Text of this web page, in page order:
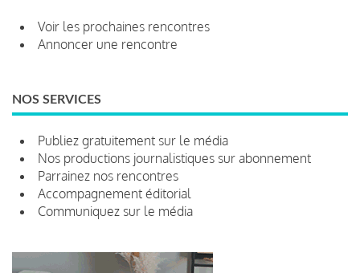
Voir les prochaines rencontres
Annoncer une rencontre
NOS SERVICES
Publiez gratuitement sur le média
Nos productions journalistiques sur abonnement
Parrainez nos rencontres
Accompagnement éditorial
Communiquez sur le média